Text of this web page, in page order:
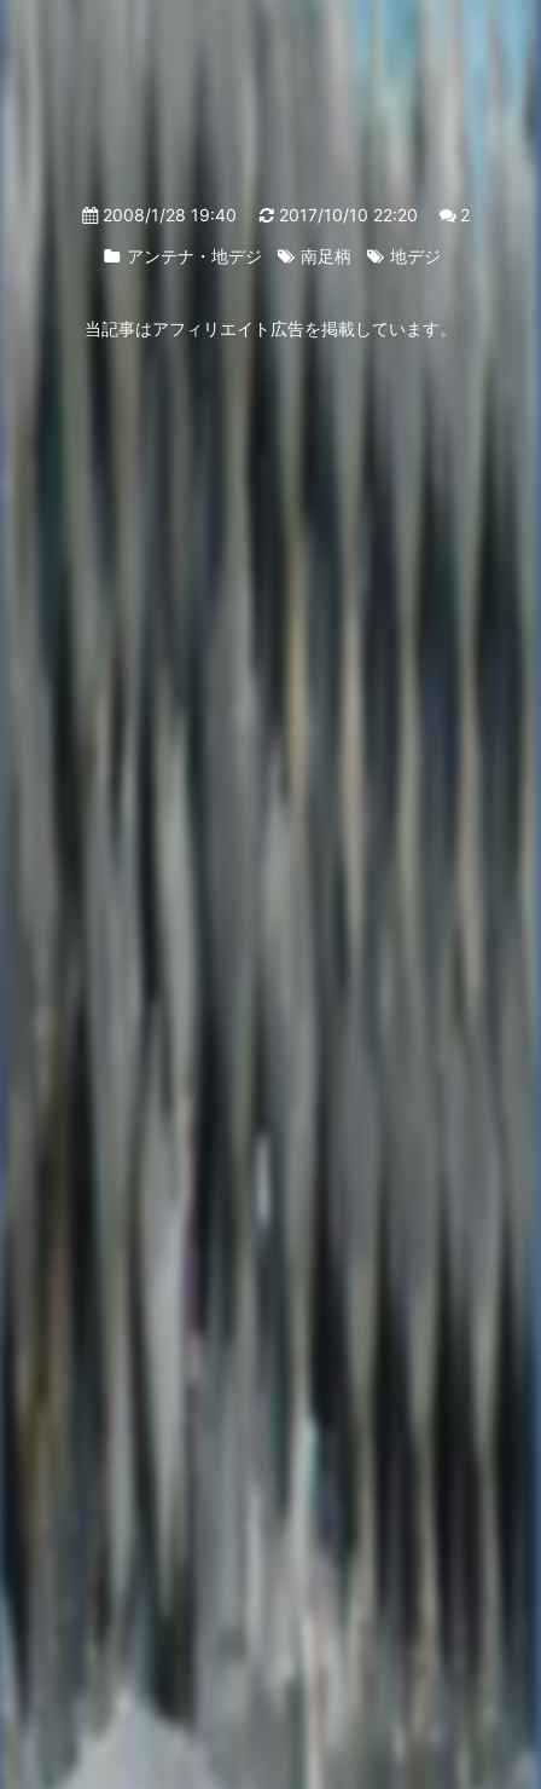
2008/1/28 19:40 2017/10/10 22:20
2
アンテナ・地デジ
南足柄 地デジ
当記事はアフィリエイト広告を掲載しています。